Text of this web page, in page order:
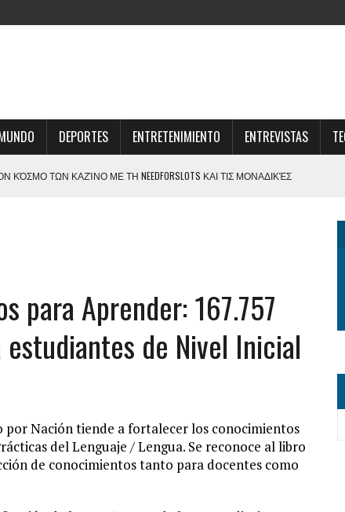
DEPORTES ENTRETENIMIENTO ENTREVISTAS
ΤΩΝ ΚΑΖΊΝΟ ΜΕ ΤΗ NEEDFORSLOTS ΚΑΙ ΤΙΣ ΜΟΝΑΔΙΚΈΣ
DESCHIDE NOI OPORTUNITĂȚI DE PARIERE ȘI DISTRACȚIE ONLINE
DLA KAŻDEGO MIŁOŚNIKA HAZARDU I EMOCJI
para Aprender: 167.757
de Nivel Inicial
Nación tiende a fortalecer los conocimientos
del Lenguaje / Lengua. Se reconoce al libro
de conocimientos tanto para docentes como